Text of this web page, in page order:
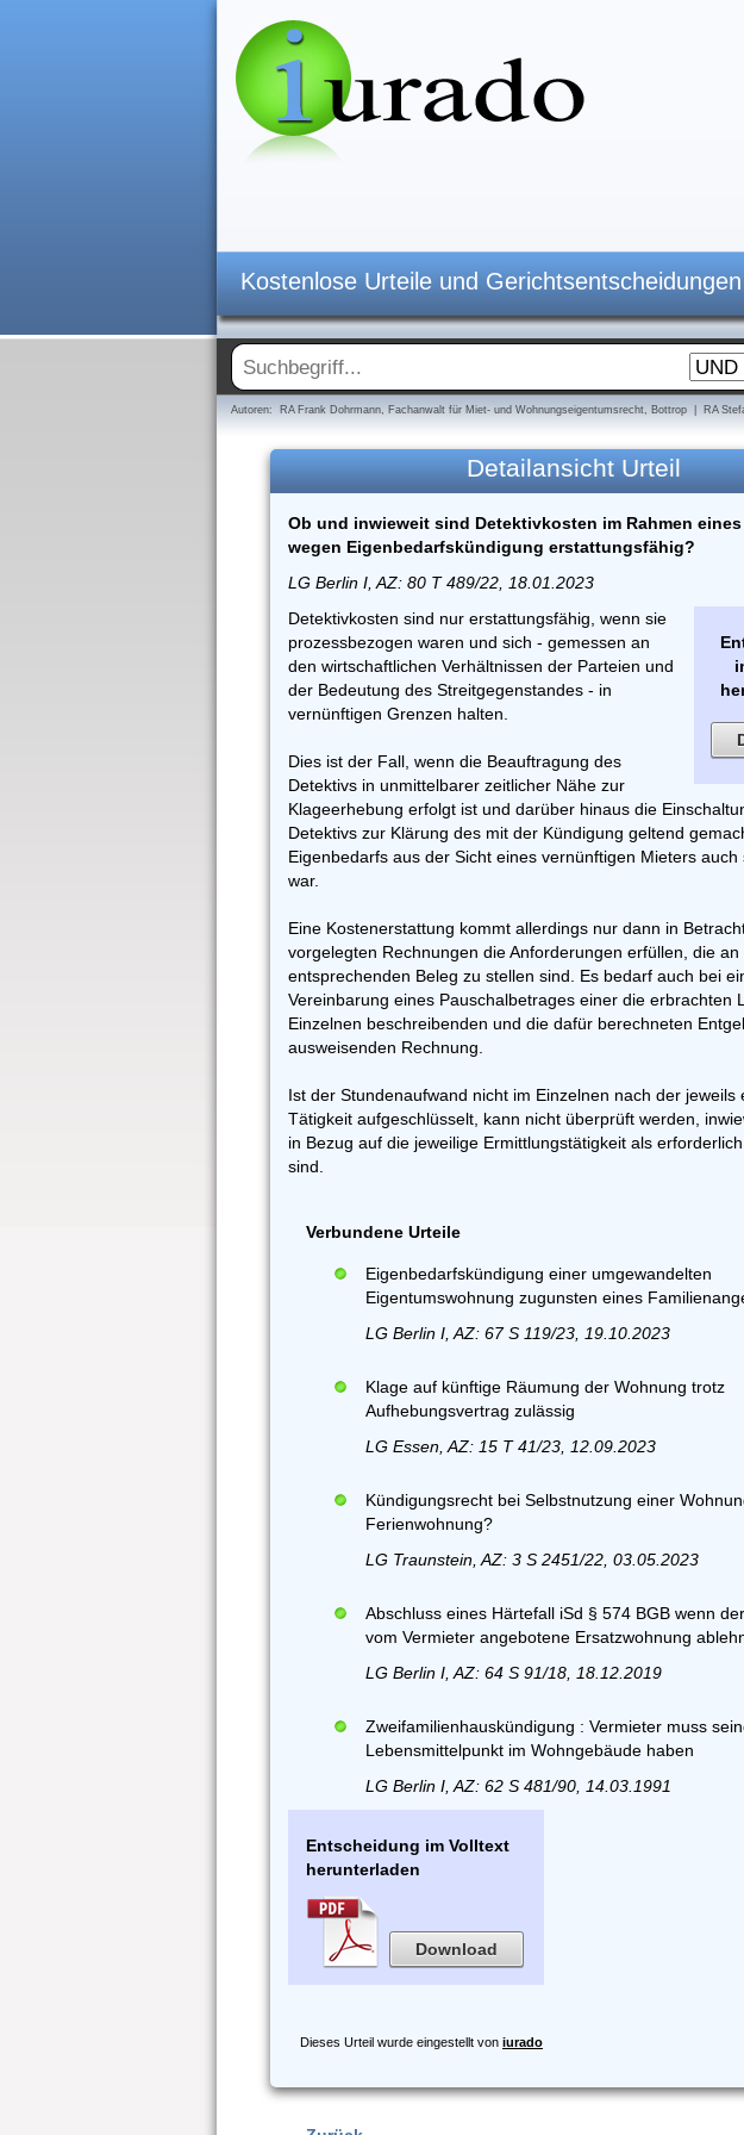
Kostenlose Urteile und Gerichtsentscheidungen
Autoren: RA Frank Dohrmann, Fachanwalt für Miet- und Wohnungseigentumsrecht, Bottrop | RA
Detailansicht Urteil
Ob und inwieweit sind Detektivkosten im Rahmen eines
wegen Eigenbedarfskündigung erstattungsfähig?
LG Berlin I, AZ: 80 T 489/22, 18.01.2023
Detektivkosten sind nur erstattungsfähig, wenn sie
prozessbezogen waren und sich - gemessen an
den wirtschaftlichen Verhältnissen der Parteien und
der Bedeutung des Streitgegenstandes - in
vernünftigen Grenzen halten.
Dies ist der Fall, wenn die Beauftragung des
Detektivs in unmittelbarer zeitlicher Nähe zur
Klageerhebung erfolgt ist und darüber hinaus die
Detektivs zur Klärung des mit der Kündigung geltend
Eigenbedarfs aus der Sicht eines vernünftigen Mieters auch
war.
Eine Kostenerstattung kommt allerdings nur dann in
vorgelegten Rechnungen die Anforderungen erfüllen, die an
entsprechenden Beleg zu stellen sind. Es bedarf auch bei
Vereinbarung eines Pauschalbetrages einer die erbrachten
Einzelnen beschreibenden und die dafür berechneten
ausweisenden Rechnung.
Ist der Stundenaufwand nicht im Einzelnen nach der jeweils
Tätigkeit aufgeschlüsselt, kann nicht überprüft werden,
in Bezug auf die jeweilige Ermittlungstätigkeit als
sind.
Verbundene Urteile
Eigenbedarfskündigung einer umgewandelten
Eigentumswohnung zugunsten eines
LG Berlin I, AZ: 67 S 119/23, 19.10.2023
Klage auf künftige Räumung der Wohnung trotz
Aufhebungsvertrag zulässig
LG Essen, AZ: 15 T 41/23, 12.09.2023
Kündigungsrecht bei Selbstnutzung einer
Ferienwohnung?
LG Traunstein, AZ: 3 S 2451/22, 03.05.2023
Abschluss eines Härtefall iSd § 574 BGB wenn
vom Vermieter angebotene Ersatzwohnung
LG Berlin I, AZ: 64 S 91/18, 18.12.2019
Zweifamilienhauskündigung : Vermieter muss
Lebensmittelpunkt im Wohngebäude haben
LG Berlin I, AZ: 62 S 481/90, 14.03.1991
Entscheidung im Volltext
herunterladen
Download
Dieses Urteil wurde eingestellt von iurado